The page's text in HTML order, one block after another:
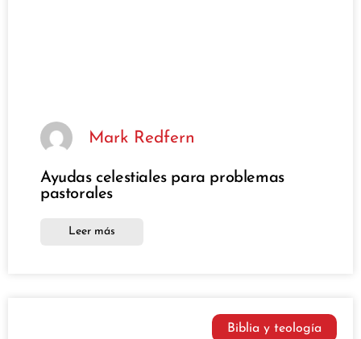
Mark Redfern
Ayudas celestiales para problemas
pastorales
Leer más
Biblia y teología